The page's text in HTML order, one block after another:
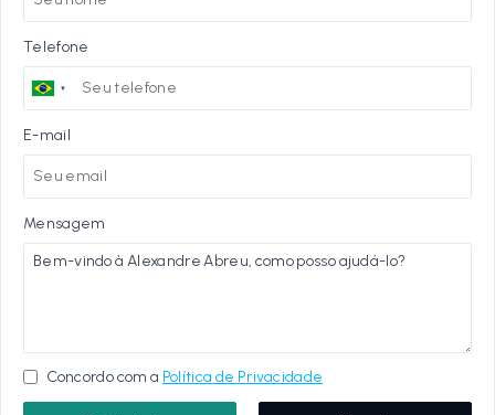
Telefone
E-mail
Mensagem
Concordo com a Política de Privacidade